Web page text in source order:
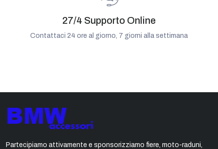
27/4 Supporto Online
Contattaci 24 ore al giorno, 7 giorni alla settimana
Partecipiamo attivamente e sponsorizziamo fiere, moto-raduni,